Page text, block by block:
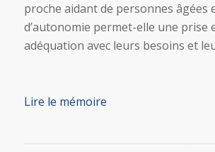
proche aidant de personnes âgées
d’autonomie permet-elle une prise
adéquation avec leurs besoins et
Lire le mémoire